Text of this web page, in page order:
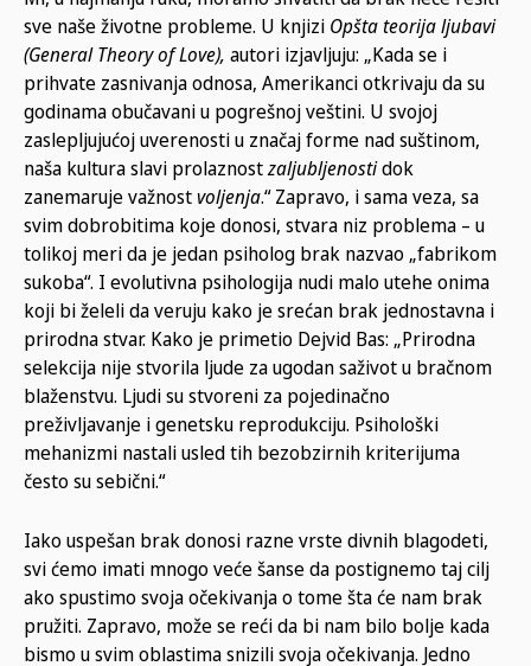
sve naše životne probleme. U knjizi Opšta teorija ljubavi
(General Theory of Love), autori izjavljuju: „Kada se i
prihvate zasnivanja odnosa, Amerikanci otkrivaju da su
godinama obučavani u pogrešnoj veštini. U svojoj
zaslepljujućoj uverenosti u značaj forme nad suštinom,
naša kultura slavi prolaznostzaljubljenostidok
zanemaruje važnostvoljenja.“ Zapravo, i sama veza, sa
svim dobrobitima koje donosi, stvara niz problema – u
tolikoj meri da je jedan psiholog brak nazvao „fabrikom
sukoba“. I evolutivna psihologija nudi malo utehe onima
koji bi želeli da veruju kako je srećan brak jednostavna i
prirodna stvar. Kako je primetio Dejvid Bas: „Prirodna
selekcija nije stvorila ljude za ugodan saživot u bračnom
blaženstvu. Ljudi su stvoreni za pojedinačno
preživljavanje i genetsku reprodukciju. Psihološki
mehanizmi nastali usled tih bezobzirnih kriterijuma
često su sebični.“
Iako uspešan brak donosi razne vrste divnih blagodeti,
svi ćemo imati mnogo veće šanse da postignemo taj cilj
ako spustimo svoja očekivanja o tome šta će nam brak
pružiti. Zapravo, može se reći da bi nam bilo bolje kada
bismo u svim oblastima snizili svoja očekivanja. Jedno